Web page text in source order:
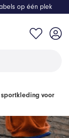
op één plek
voor